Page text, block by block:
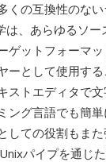
くの互換性のな
、あらゆるソ
ゲットフォーマ
ーとして使用す
ストエディタで
ング言語でも簡
しての役割もま
パイプを通じ